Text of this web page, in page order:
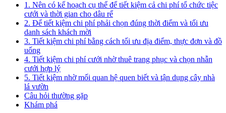
1. Nên có kế hoạch cụ thể để tiết kiệm cả chi phí tổ chức tiệc
cưới và thời gian cho dâu rể
2. Để tiết kiệm chi phí phải chọn đúng thời điểm và tối ưu
danh sách khách mời
3. Tiết kiệm chi phí bằng cách tối ưu địa điểm, thực đơn và đồ
uống
4. Tiết kiệm chi phí cưới nhờ thuê trang phục và chọn nhẫn
cưới hợp lý
5. Tiết kiệm nhờ mối quan hệ quen biết và tận dụng cây nhà
lá vườn
Câu hỏi thường gặp
Khám phá